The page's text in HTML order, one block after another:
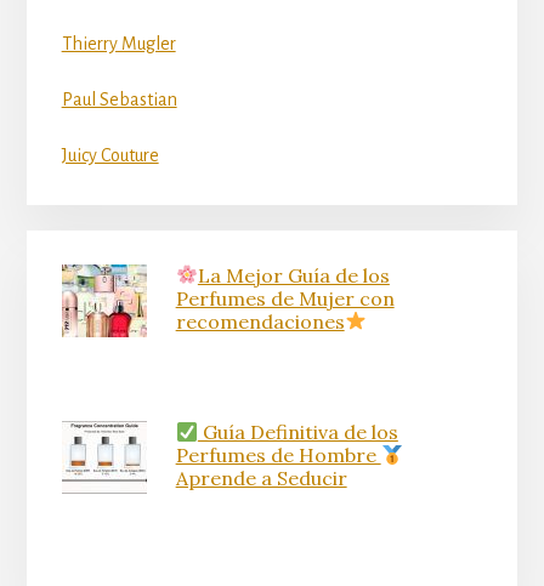
Thierry Mugler
Paul Sebastian
Juicy Couture
La Mejor Guía de los
Perfumes de Mujer con
recomendaciones
Guía Definitiva de los
Perfumes de Hombre
Aprende a Seducir